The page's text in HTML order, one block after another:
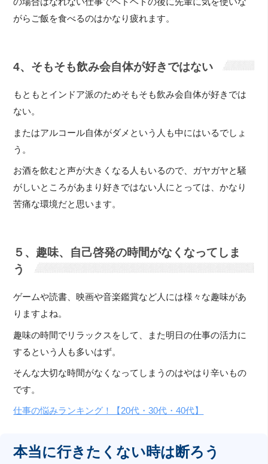
がらご飯を食べるのはかなり疲れます。
4、そもそも飲み会自体が好きではない
もともとインドア派のためそもそも飲み会自体が好きでは
ない。
またはアルコール自体がダメという人も中にはいるでしょ
う。
お酒を飲むと声が大きくなる人もいるので、ガヤガヤと騒
がしいところがあまり好きではない人にとっては、かなり
苦痛な環境だと思います。
５、趣味、自己啓発の時間がなくなってしま
う
ゲームや読書、映画や音楽鑑賞など人には様々な趣味があ
りますよね。
趣味の時間でリラックスをして、また明日の仕事の活力に
するという人も多いはず。
そんな大切な時間がなくなってしまうのはやはり辛いもの
です。
仕事の悩みランキング！【20代・30代・40代】
本当に行きたくない時は断ろう